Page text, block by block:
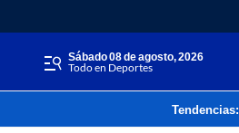
sábado 08 de agosto, 2026
Todo en Deportes
Tendencias: